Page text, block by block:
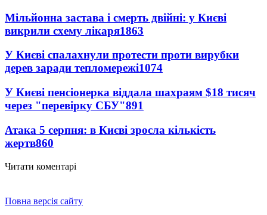
Мільйонна застава і смерть двійні: у Києві
викрили схему лікаря1863
У Києві спалахнули протести проти вирубки
дерев заради тепломережі1074
У Києві пенсіонерка віддала шахраям $18 тисяч
через "перевірку СБУ"891
Атака 5 серпня: в Києві зросла кількість
жертв860
Читати коментарі
Повна версія сайту